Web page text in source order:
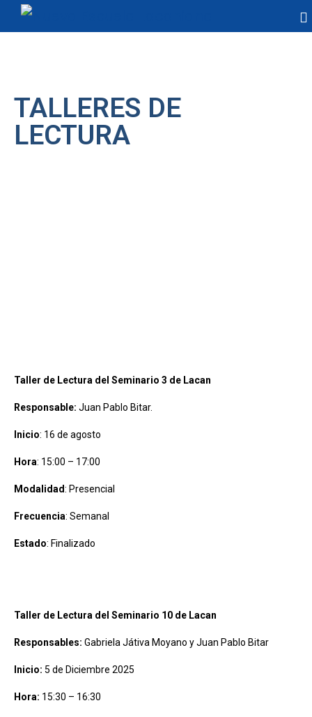
TALLERES DE
LECTURA
Taller de Lectura del Seminario 3 de Lacan
Responsable: Juan Pablo Bitar.
Inicio: 16 de agosto
Hora: 15:00 – 17:00
Modalidad: Presencial
Frecuencia: Semanal
Estado: Finalizado
Taller de Lectura del Seminario 10 de Lacan
Responsables: Gabriela Játiva Moyano y Juan Pablo Bitar
Inicio: 5 de Diciembre 2025
Hora: 15:30 – 16:30